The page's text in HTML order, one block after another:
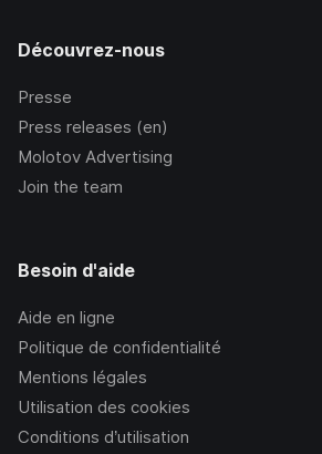
Découvrez-nous
Presse
Press releases (en)
Molotov Advertising
Join the team
Besoin d'aide
Aide en ligne
Politique de confidentialité
Mentions légales
Utilisation des cookies
Conditions d’utilisation